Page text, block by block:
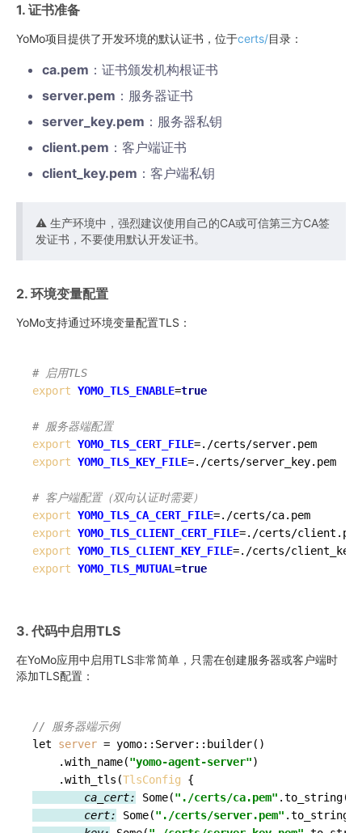
1. 证书准备
YoMo项目提供了开发环境的默认证书，位于certs/目录：
ca.pem ：证书颁发机构根证书
server.pem ：服务器证书
server_key.pem ：服务器私钥
client.pem ：客户端证书
client_key.pem ：客户端私钥
⚠️ 生产环境中，强烈建议使用自己的CA或可信第三方CA签
发证书，不要使用默认开发证书。
2. 环境变量配置
YoMo支持通过环境变量配置TLS：
# 启用TLS
export YOMO_TLS_ENABLE=true
# 服务器端配置
export YOMO_TLS_CERT_FILE
export YOMO_TLS_KEY_FILE=./certs/server_key.pem
# 客户端配置（双向认证时需要）
export YOMO_TLS_CA_CERT_FILE
export YOMO_TLS_CLIENT_CERT_FILE
export YOMO_TLS_CLIENT_KEY_FILE
export YOMO_TLS_MUTUAL =true
3. 代码中启用TLS
在YoMo应用中启用TLS非常简单，只需在创建服务器或客户端时
添加TLS配置：
// 服务器端示例
let server = yomo::Server::builder()
    .with_name(
"yomo-agent-server")
    .with_tls(
TlsConfig
{
        ca_cert:
Some("./certs/ca.pem"
        cert:
Some("./certs/server.pem"